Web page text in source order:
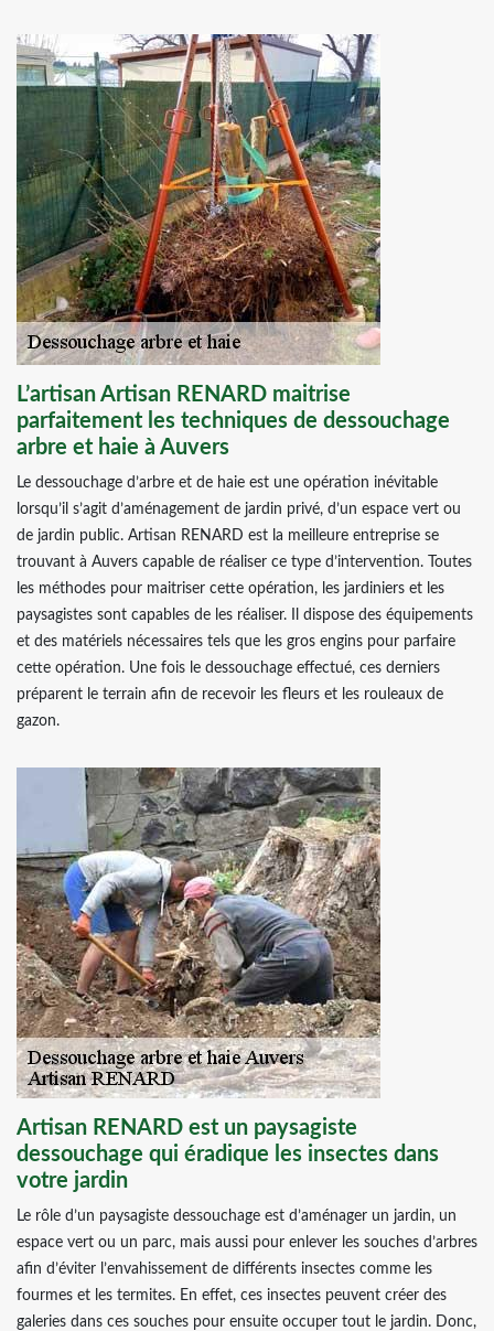
L’artisan Artisan RENARD maitrise
parfaitement les techniques de dessouchage
arbre et haie à Auvers
Le dessouchage d’arbre et de haie est une opération inévitable
lorsqu’il s’agit d’aménagement de jardin privé, d’un espace vert ou
de jardin public. Artisan RENARD est la meilleure entreprise se
trouvant à Auvers capable de réaliser ce type d’intervention. Toutes
les méthodes pour maitriser cette opération, les jardiniers et les
paysagistes sont capables de les réaliser. Il dispose des équipements
et des matériels nécessaires tels que les gros engins pour parfaire
cette opération. Une fois le dessouchage effectué, ces derniers
préparent le terrain afin de recevoir les fleurs et les rouleaux de
gazon.
Artisan RENARD est un paysagiste
dessouchage qui éradique les insectes dans
votre jardin
Le rôle d’un paysagiste dessouchage est d’aménager un jardin, un
espace vert ou un parc, mais aussi pour enlever les souches d’arbres
afin d’éviter l’envahissement de différents insectes comme les
fourmes et les termites. En effet, ces insectes peuvent créer des
galeries dans ces souches pour ensuite occuper tout le jardin. Donc,